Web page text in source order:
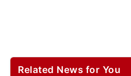
Related News for You